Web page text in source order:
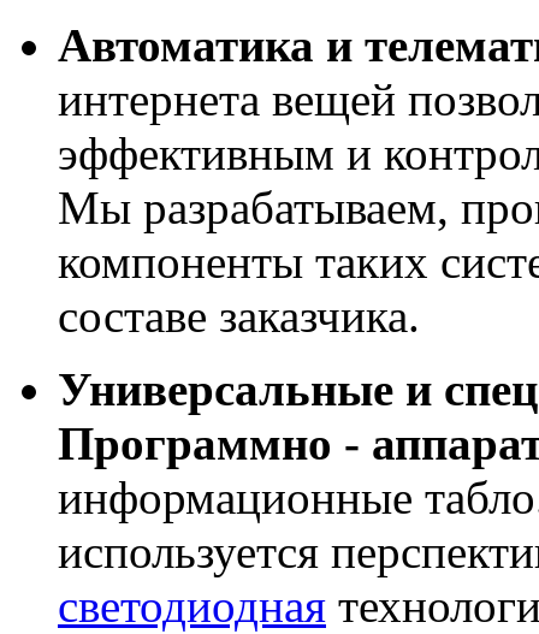
Автоматика и
интернета вещей
эффективным и
Мы разрабатываем,
компоненты таких
составе заказчика.
Универсальные и
Программно -
информационные
используется
светодиодная